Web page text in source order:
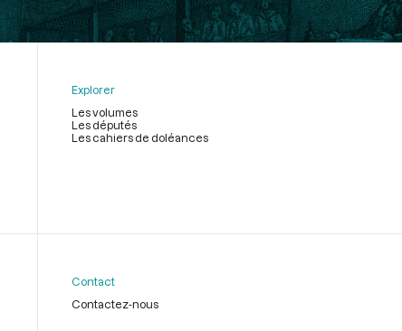
Explorer
Les volumes
Les députés
Les cahiers de doléances
Contact
Contactez-nous